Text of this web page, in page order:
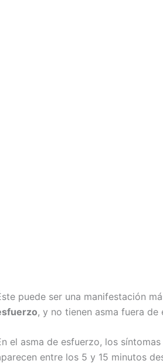
puede ser una manifestación
, y no tienen asma fuera de
el asma de esfuerzo, los
entre los 5 y 15 minutos